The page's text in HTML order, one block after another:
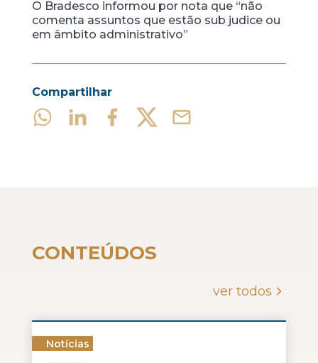
O Bradesco informou por nota que “não
comenta assuntos que estão sub judice ou
em âmbito administrativo”
Compartilhar
CONTEÚDOS
ver todos
Notícias